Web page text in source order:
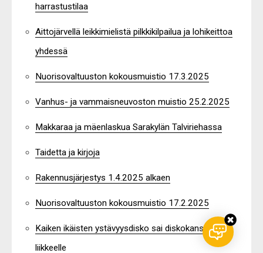
harrastustilaa
Aittojärvellä leikkimielistä pilkkikilpailua ja lohikeittoa
yhdessä
Nuorisovaltuuston kokousmuistio 17.3.2025
Vanhus- ja vammaisneuvoston muistio 25.2.2025
Makkaraa ja mäenlaskua Sarakylän Talviriehassa
Taidetta ja kirjoja
Rakennusjärjestys 1.4.2025 alkaen
Nuorisovaltuuston kokousmuistio 17.2.2025
Kaiken ikäisten ystävyysdisko sai diskokansan
liikkeelle